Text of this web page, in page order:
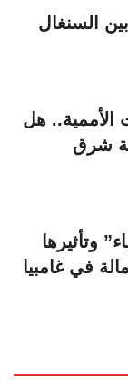
السنغال
الأممية.. هل
شرق
وتأثيرها
في غامبيا